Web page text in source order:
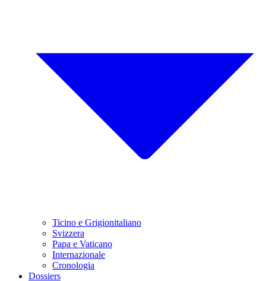
Ticino e Grigionitaliano
Svizzera
Papa e Vaticano
Internazionale
Cronologia
Dossiers